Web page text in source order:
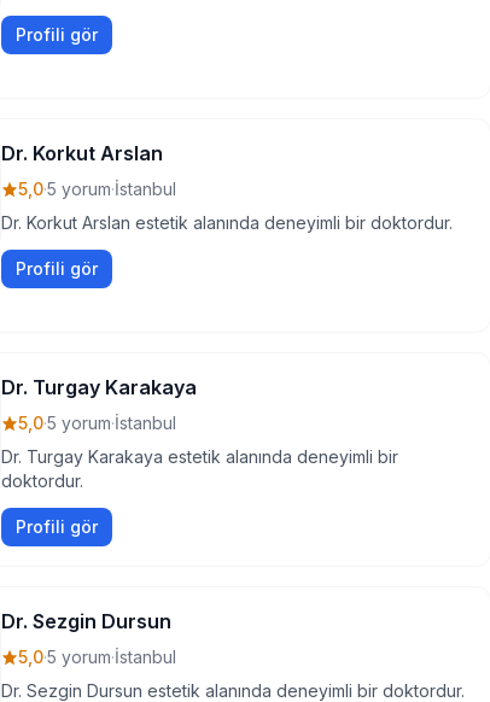
Profili gör
Dr. Korkut Arslan
5,0·5 yorum·İstanbul
Dr. Korkut Arslan estetik alanında deneyimli bir doktordur.
Profili gör
Dr. Turgay Karakaya
5,0·5 yorum·İstanbul
Dr. Turgay Karakaya estetik alanında deneyimli bir
doktordur.
Profili gör
Dr. Sezgin Dursun
5,0·5 yorum·İstanbul
Dr. Sezgin Dursun estetik alanında deneyimli bir doktordur.